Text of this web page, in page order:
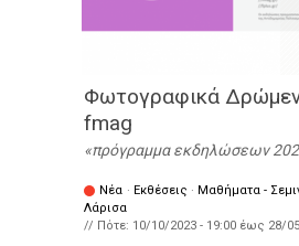
Φωτογραφικά
fmag
πρόγραμμα εκδηλώσεων
Νέα · Εκθέσεις · Μαθήματα -
Λάρισα
// Πότε: 10/10/2023 - 19:00 έως 28/